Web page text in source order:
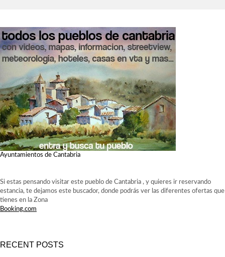
Ayuntamientos de Cantabria
Si estas pensando visitar este pueblo de Cantabria , y quieres ir reservando
estancia, te dejamos este buscador, donde podrás ver las diferentes ofertas que
tienes en la Zona
Booking.com
RECENT POSTS